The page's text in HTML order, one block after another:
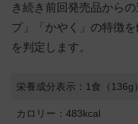
き続き前回発売品から
プ」「かやく」の特徴
を判定します。
栄養成分表示：1食（136g
カロリー：483kcal